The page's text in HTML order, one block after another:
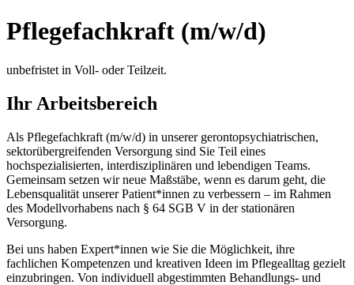
Pflegefachkraft (m/w/d)
unbefristet in Voll- oder Teilzeit.
Ihr Arbeitsbereich
Als Pflegefachkraft (m/w/d) in unserer gerontopsychiatrischen,
sektorübergreifenden Versorgung sind Sie Teil eines
hochspezialisierten, interdisziplinären und lebendigen Teams.
Gemeinsam setzen wir neue Maßstäbe, wenn es darum geht, die
Lebensqualität unserer Patient*innen zu verbessern – im Rahmen
des Modellvorhabens nach § 64 SGB V in der stationären
Versorgung.
Bei uns haben Expert*innen wie Sie die Möglichkeit, ihre
fachlichen Kompetenzen und kreativen Ideen im Pflegealltag gezielt
einzubringen. Von individuell abgestimmten Behandlungs- und